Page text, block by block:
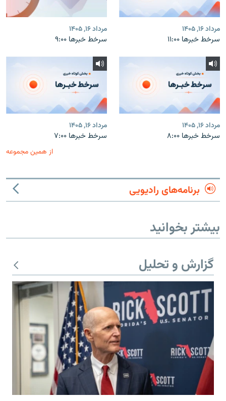
مرداد ۱۶, ۱۴۰۵
سرخط خبرها ۱۱:۰۰
مرداد ۱۶, ۱۴۰۵
سرخط خبرها ۹:۰۰
مرداد ۱۶, ۱۴۰۵
سرخط خبرها ۸:۰۰
مرداد ۱۶, ۱۴۰۵
سرخط خبرها ۷:۰۰
از همین مجموعه
برنامه‌های رادیویی
بیشتر بخوانید
گزارش و تحلیل